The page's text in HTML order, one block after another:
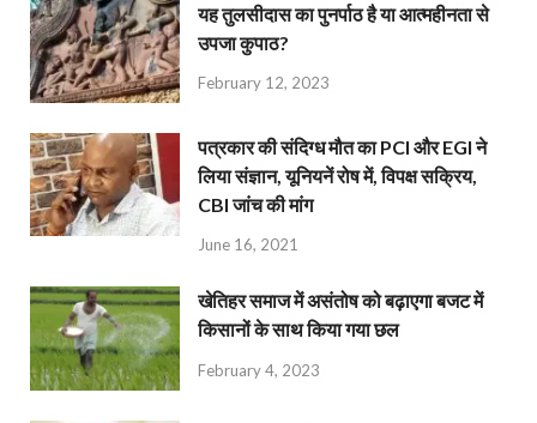
यह तुलसीदास का पुनर्पाठ है या आत्महीनता से
उपजा कुपाठ?
February 12, 2023
पत्रकार की संदिग्ध मौत का PCI और EGI ने
लिया संज्ञान, यूनियनें रोष में, विपक्ष सक्रिय,
CBI जांच की मांग
June 16, 2021
खेतिहर समाज में असंतोष को बढ़ाएगा बजट में
किसानों के साथ किया गया छल
February 4, 2023